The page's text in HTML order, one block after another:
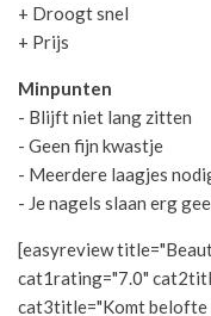
+ Droogt snel
+ Prijs
Minpunten
- Blijft niet lang zitten
- Geen fijn kwastje
- Meerdere laagjes
- Je nagels slaan erg
[easyreview
cat1rating="7.0"
cat3title="Komt belofte